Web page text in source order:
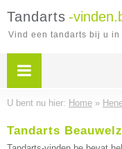
Tandarts -
Vind een tandarts bij u in
U bent nu hier: Home »
Tandarts Beauwelz